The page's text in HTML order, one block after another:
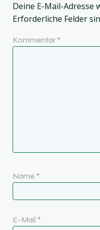
Deine E-Mail-Adresse
Erforderliche Felder
Kommentar *
Name *
E-Mail *